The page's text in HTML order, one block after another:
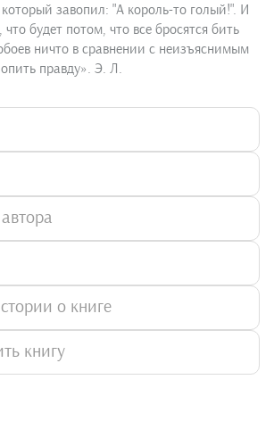
завопил: "А король-то голый!". И
будет потом, что все бросятся бить
ничто в сравнении с неизъяснимым
правду». Э. Л.
о книге
книгу